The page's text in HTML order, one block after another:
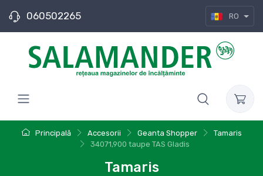
060502265 RO
Principală Accesorii Geanta Shopper
Tamaris
34071,900 taupe TAS Gladis
Tamaris